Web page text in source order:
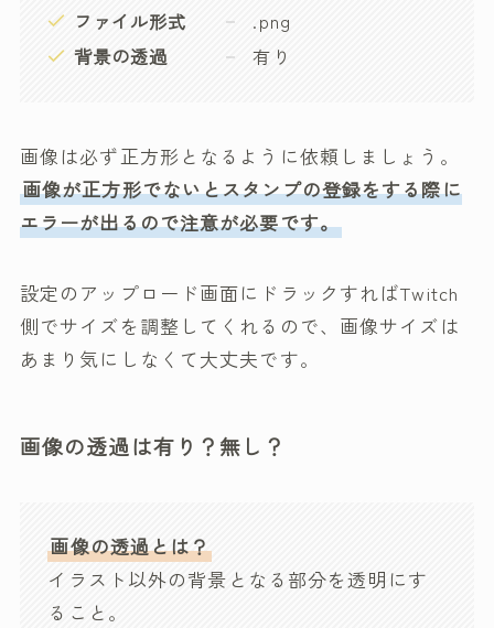
ファイル形式
.png
背景の透過
有り
画像は必ず正方形となるように依頼しましょう。
画像が正方形でないとスタンプの登録をする際に
エラーが出るので注意が必要です。
設定のアップロード画面にドラックすればTwitch
側でサイズを調整してくれるので、画像サイズは
あまり気にしなくて大丈夫です。
画像の透過は有り？無し？
画像の透過とは？
イラスト以外の背景となる部分を透明にす
ること。